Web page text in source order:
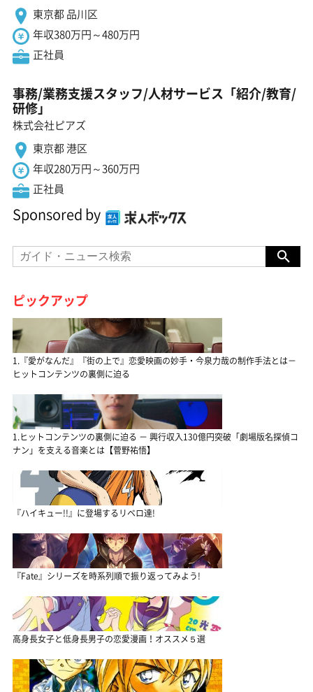
東京都 品川区
年収380万円～480万円
正社員
事務/業務支援スタッフ/人材サービス「紹介/教育/
研修」
株式会社ピアズ
東京都 港区
年収280万円～360万円
正社員
Sponsored by
ピックアップ
1.『愛がなんだ』『街の上で』恋愛映画の妙手・今泉力哉の制作手法とは－
ヒットコンテンツの裏側に迫る
1.ヒットコンテンツの裏側に迫る － 興行収入130億円突破「劇場版名探偵コ
ナン」を支える音楽とは【菅野祐悟】
『ハイキュー!!』に登場するリベロ達!
『Fate』シリーズを時系列順で振り返ってみよう!
高身長女子と低身長男子の恋愛漫画！オススメ５選